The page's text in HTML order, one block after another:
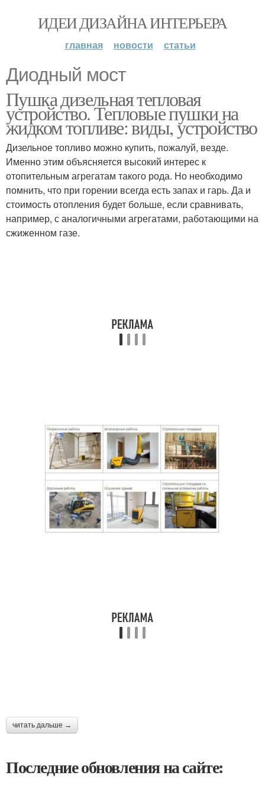
ИДЕИ ДИЗАЙНА ИНТЕРЬЕРА
главная новости статьи
Диодный мост
Пушка дизельная тепловая
устройство. Тепловые пушки на
жидком топливе: виды, устройство
Дизельное топливо можно купить, пожалуй, везде.
Именно этим объясняется высокий интерес к
отопительным агрегатам такого рода. Но необходимо
помнить, что при горении всегда есть запах и гарь. Да и
стоимость отопления будет больше, если сравнивать,
например, с аналогичными агрегатами, работающими на
сжиженном газе.
читать дальше →
Последние обновления на сайте: